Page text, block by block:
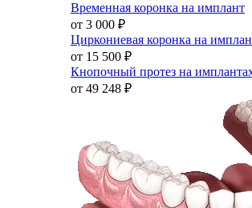
Временная коронка на имплант
от 3 000 ₽
Циркониевая коронка на
от 15 500 ₽
Кнопочный протез на
от 49 248 ₽